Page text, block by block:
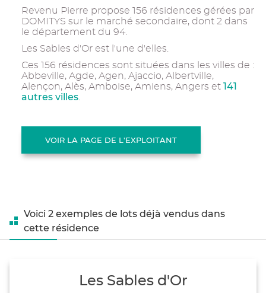
Revenu Pierre propose 156 résidences gérées par
DOMITYS sur le marché secondaire, dont 2 dans
le département du 94.
Les Sables d'Or est l'une d'elles.
Ces 156 résidences sont situées dans les villes de :
Abbeville, Agde, Agen, Ajaccio, Albertville,
Alençon, Alès, Amboise, Amiens, Angers et 141
autres villes.
VOIR LA PAGE DE L'EXPLOITANT
Voici 2 exemples de lots déjà vendus dans
cette résidence
Les Sables d'Or